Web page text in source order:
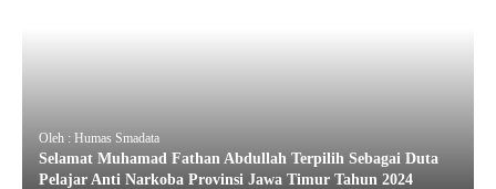
Oleh : Humas Smadata
Selamat Muhamad Fathan Abdullah Terpilih Sebagai Duta
Pelajar Anti Narkoba Provinsi Jawa Timur Tahun 2024